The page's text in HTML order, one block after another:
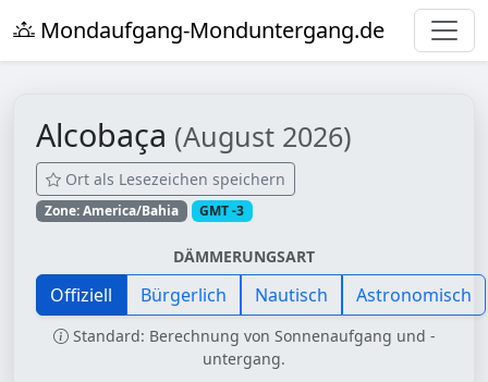
Mondaufgang-Monduntergang.de
Alcobaça (August 2026)
Ort als Lesezeichen speichern
Zone: America/Bahia GMT -3
DÄMMERUNGSART
Offiziell Bürgerlich Nautisch Astronomisch
Standard: Berechnung von Sonnenaufgang und -
untergang.